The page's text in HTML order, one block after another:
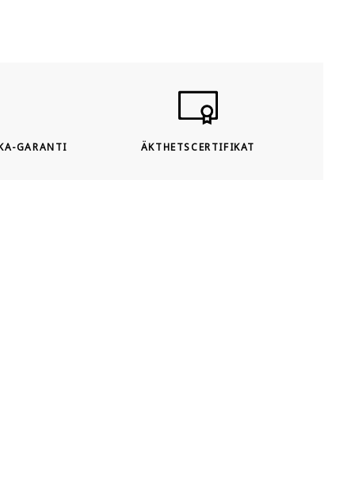
GARANTI ÄKTHETSCERTIFIKAT